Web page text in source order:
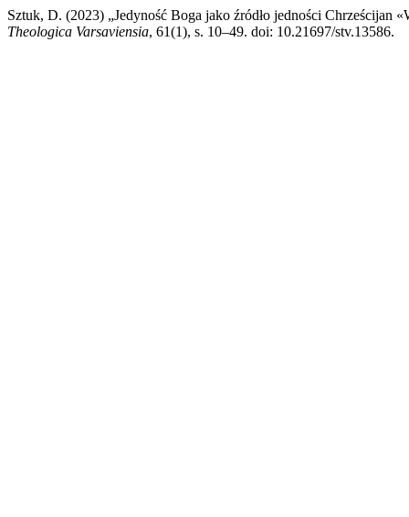
Sztuk, D. (2023) „Jedyność Boga jako źródło jedności Chrześcijan
Theologica Varsaviensia, 61(1), s. 10–49. doi: 10.21697/stv.13586.